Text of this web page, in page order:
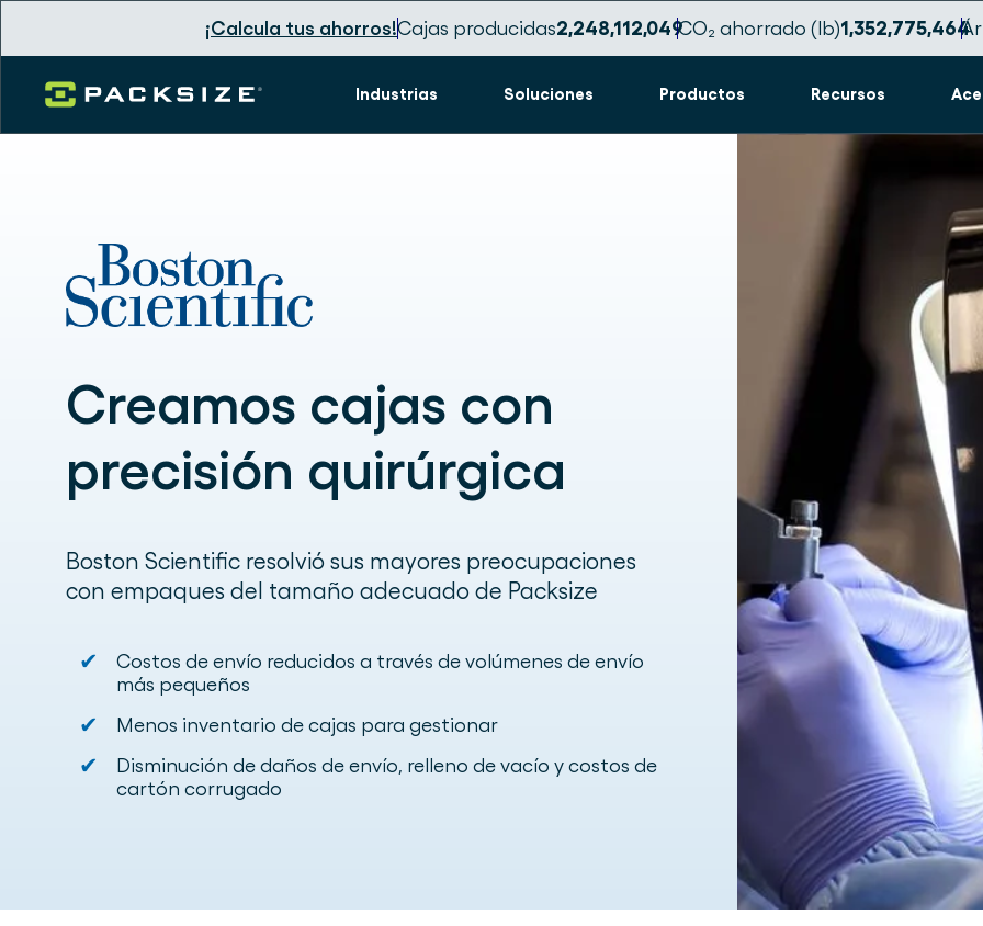
¡Calcula tus ahorros!Cajas producidas2,248,112,059CO₂ ahorrado (lb)1,352,775,470
Industrias Soluciones Productos Recursos
Creamos cajas con
precisión quirúrgica
Boston Scientific resolvió sus mayores preocupaciones
con empaques del tamaño adecuado de Packsize
✔
Costos de envío reducidos a través de volúmenes de envío
más pequeños
✔ Menos inventario de cajas para gestionar
✔
Disminución de daños de envío, relleno de vacío y costos de
cartón corrugado